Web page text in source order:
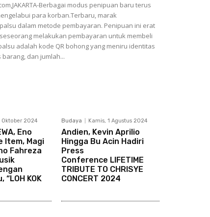
Berbagai modus penipuan baru terus
para korban.Terbaru, marak
metode pembayaran. Penipuan ini erat
melakukan pembayaran untuk membeli
dan jumlah...
Oktober 2024
Eno
Item, Magi
Fahreza
KOK
Budaya Kamis, 1 Agustus 2024
Andien, Kevin Aprilio
Hingga Bu Acin Hadiri
Press
Conference LIFETIME
TRIBUTE TO CHRISYE
CONCERT 2024